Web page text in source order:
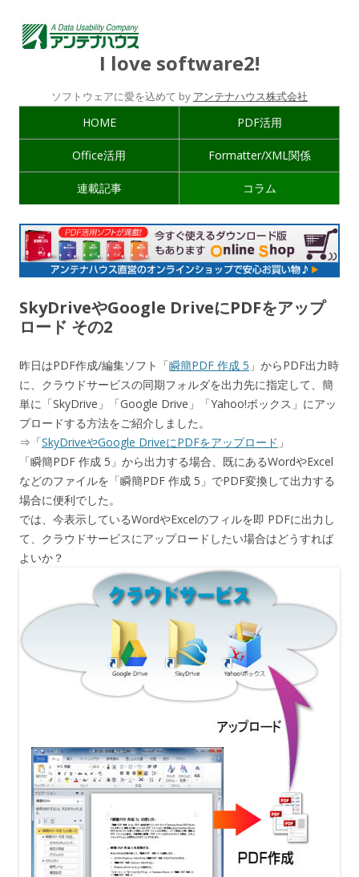
I love software2!
ソフトウェアに愛を込めて by アンテナハウス株式会社
HOME PDF活用
Office活用 Formatter/XML関係
連載記事 コラム
SkyDriveやGoogle DriveにPDFをアップ
ロード その2
昨日はPDF作成/編集ソフト「瞬簡PDF 作成 5 」からPDF出力時
に、クラウドサービスの同期フォルダを出力先に指定して、簡
単に「SkyDrive」「Google Drive」「Yahoo!ボックス」にアッ
プロードする方法をご紹介しました。
⇒「SkyDriveやGoogle DriveにPDFをアップロード 」
「瞬簡PDF 作成 5」から出力する場合、既にあるWordやExcel
などのファイルを「瞬簡PDF 作成 5」でPDF変換して出力する
場合に便利でした。
では、今表示しているWordやExcelのフィルを即 PDFに出力し
て、クラウドサービスにアップロードしたい場合はどうすれば
よいか？